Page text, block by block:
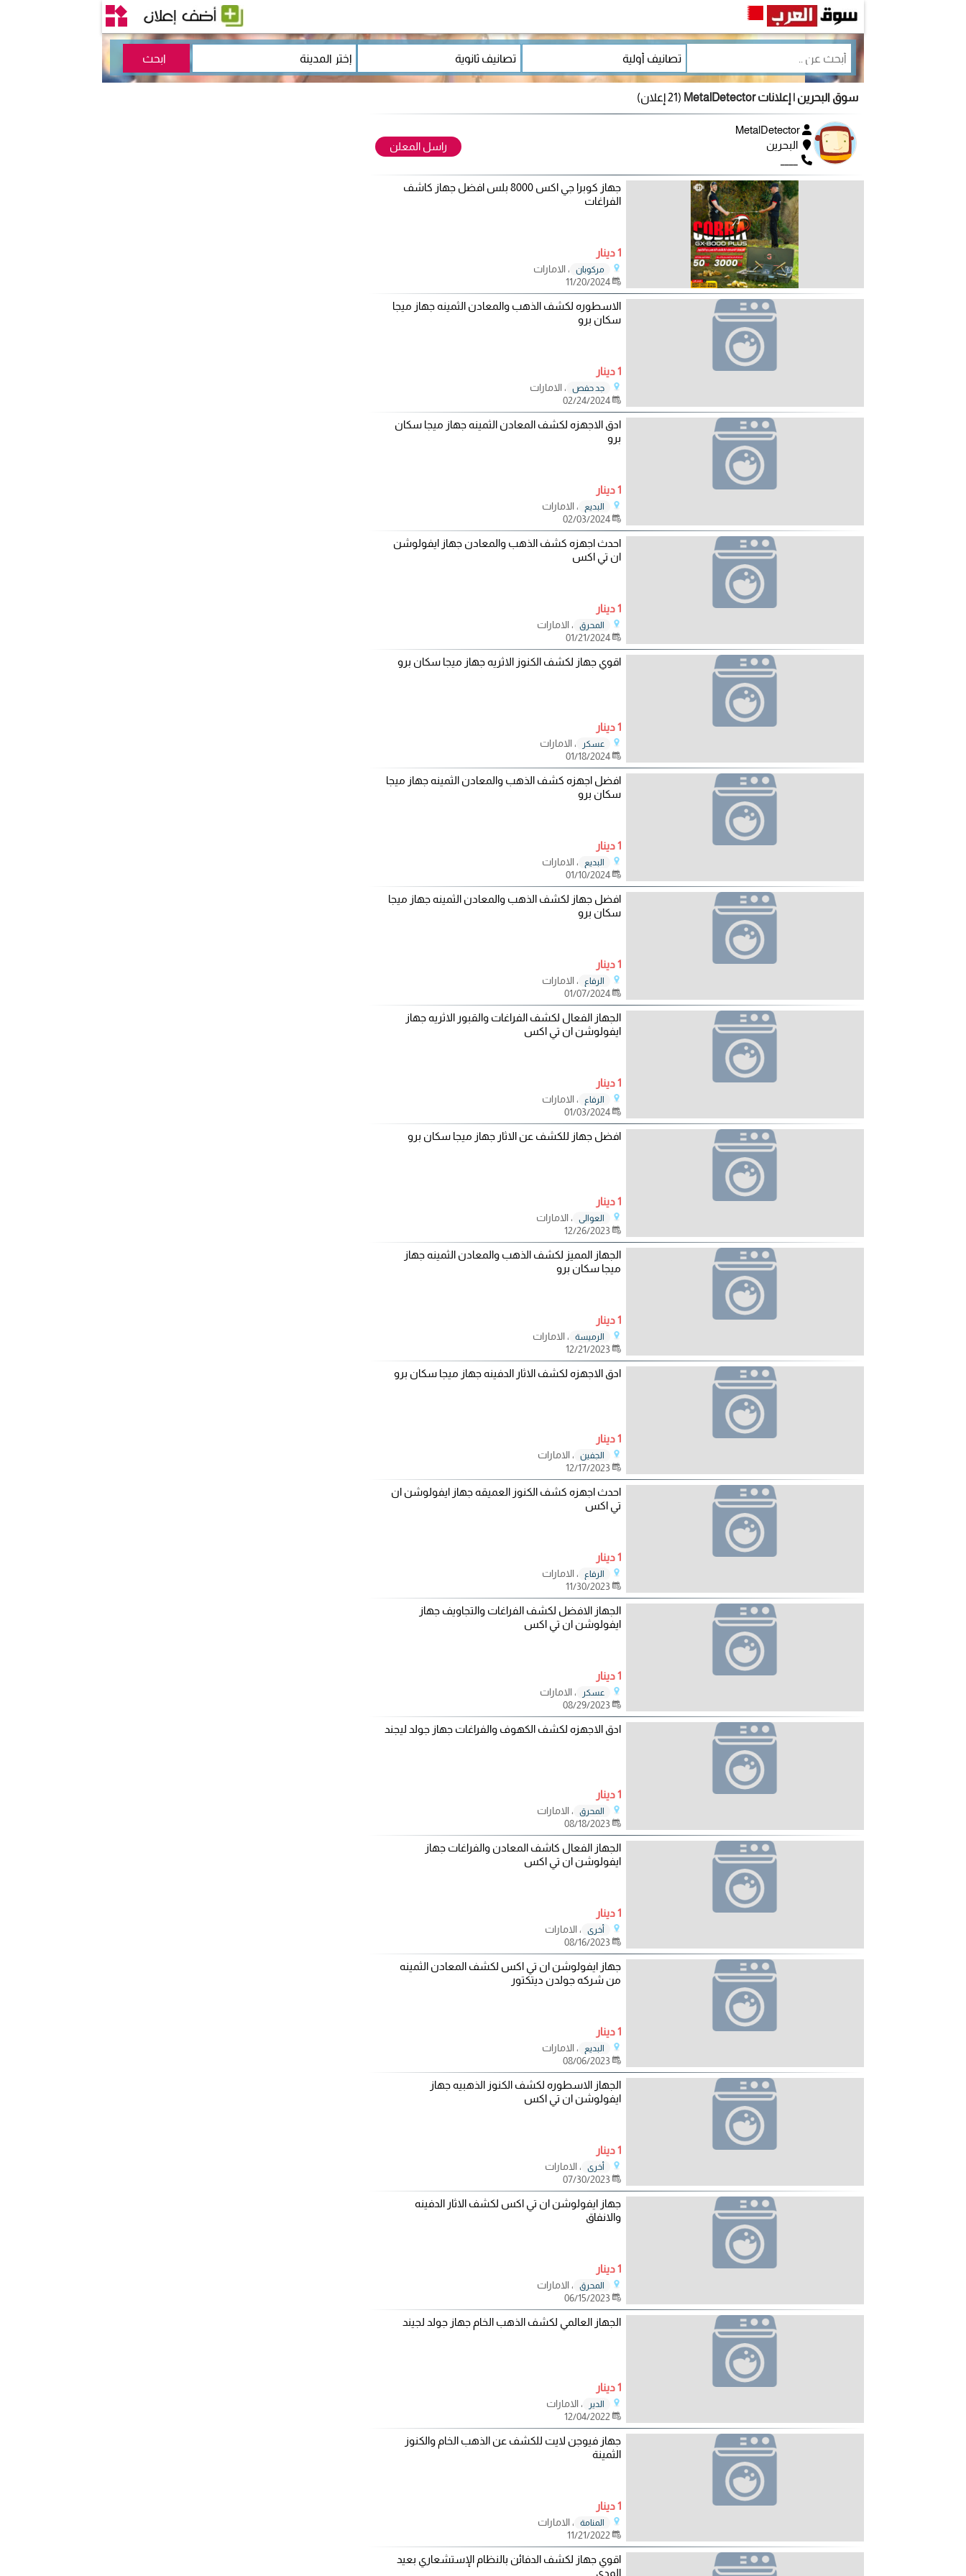
سوق البحرين | إعلانات MetalDetector (21 إعلان)
البحرين
راسل المعلن
جهاز كوبرا جي اكس 8000 بلس افضل جهاز كاشف
الفراغات
1 دينار
مركوبان
، الامارات
11/20/2024
الاسطوره لكشف الذهب والمعادن الثمينه جهاز ميجا
سكان برو
1 دينار
جد حفص
، الامارات
02/24/2024
ادق الاجهزه لكشف المعادن الثمينه جهاز ميجا سكان
برو
1 دينار
البديع
، الامارات
02/03/2024
احدث اجهزه كشف الذهب والمعادن جهاز ايفولوشن
ان تي اكس
1 دينار
المحرق
، الامارات
01/21/2024
اقوي جهاز لكشف الكنوز الاثريه جهاز ميجا سكان برو
1 دينار
عسكر
، الامارات
01/18/2024
افضل اجهزه كشف الذهب والمعادن الثمينه جهاز ميجا
سكان برو
1 دينار
البديع
، الامارات
01/10/2024
افضل جهاز لكشف الذهب والمعادن الثمينه جهاز ميجا
سكان برو
1 دينار
الرفاع
، الامارات
01/07/2024
الجهاز الفعال لكشف الفراغات والقبور الاثريه جهاز
ايفولوشن ان تي اكس
1 دينار
الرفاع
، الامارات
01/03/2024
افضل جهاز للكشف عن الاثار جهاز ميجا سكان برو
1 دينار
العوالي
، الامارات
12/26/2023
الجهاز المميز لكشف الذهب والمعادن الثمينه جهاز
ميجا سكان برو
1 دينار
الرميسة
، الامارات
12/21/2023
ادق الاجهزه لكشف الاثار الدفينه جهاز ميجا سكان برو
1 دينار
الجفين
، الامارات
12/17/2023
احدث اجهزه كشف الكنوز العميقه جهاز ايفولوشن ان
تي اكس
1 دينار
الرفاع
، الامارات
11/30/2023
الجهاز الافضل لكشف الفراغات والتجاويف جهاز
ايفولوشن ان تي اكس
1 دينار
عسكر
، الامارات
08/29/2023
ادق الاجهزه لكشف الكهوف والفراغات جهاز جولد ليجند
1 دينار
المحرق
، الامارات
08/18/2023
الجهاز الفعال كاشف المعادن والفراغات جهاز
ايفولوشن ان تي اكس
1 دينار
أخرى
، الامارات
08/16/2023
جهاز ايفولوشن ان تي اكس لكشف المعادن الثمينه
من شركه جولدن ديتكتور
1 دينار
البديع
، الامارات
08/06/2023
الجهاز الاسطوره لكشف الكنوز الذهبيه جهاز
ايفولوشن ان تي اكس
1 دينار
أخرى
، الامارات
07/30/2023
جهاز ايفولوشن ان تي اكس لكشف الاثار الدفينه
والانفاق
1 دينار
المحرق
، الامارات
06/15/2023
الجهاز العالمي لكشف الذهب الخام جهاز جولد لجيند
1 دينار
الدير
، الامارات
جهاز فيوجن لايت للكشف عن الذهب الخام والكنوز
الثمينة
1 دينار
المنامة
، الامارات
اقوي جهاز لكشف الدفائن بالنظام الإستشعاري بعيد
المدى